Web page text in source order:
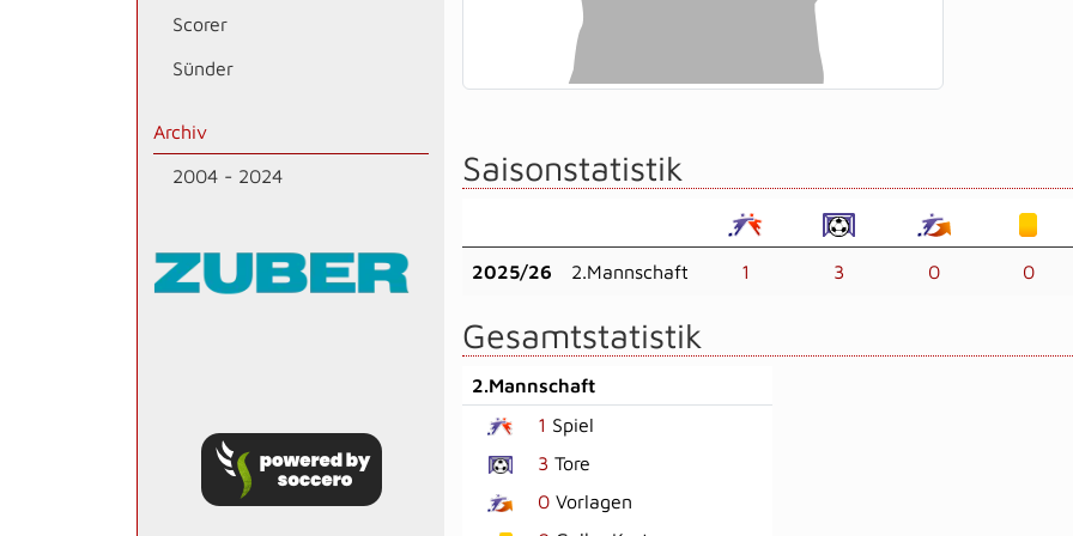
Scorer
Sünder
Archiv
2004 - 2024 Saisonstatistik
2025/26 2.Mannschaft 1 3 0 0
Gesamtstatistik
2.Mannschaft
1 Spiel
3 Tore
0 Vorlagen